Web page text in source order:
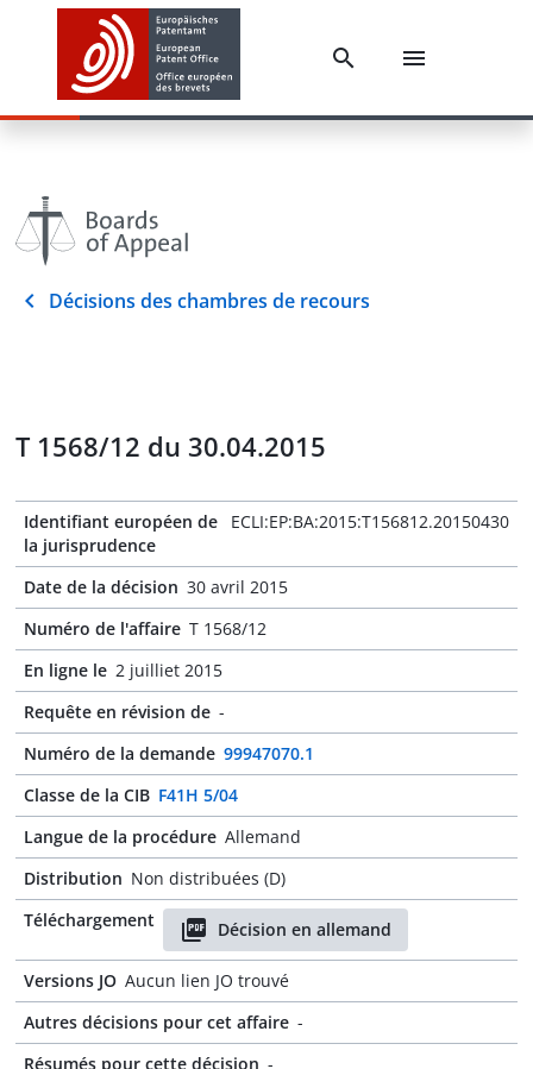
Décisions des chambres de recours
T 1568/12 du 30.04.2015
Identifiant européen de
la jurisprudence
ECLI:EP:BA:2015:T156812.20150430
Date de la décision 30 avril 2015
Numéro de l'affaire T 1568/12
En ligne le 2 juilliet 2015
Requête en révision de -
Numéro de la demande 99947070.1
Classe de la CIB F41H 5/04
Langue de la procédure Allemand
Distribution Non distribuées (D)
Téléchargement
Décision en allemand
Versions JO Aucun lien JO trouvé
Autres décisions pour cet affaire -
Résumés pour cette décision -